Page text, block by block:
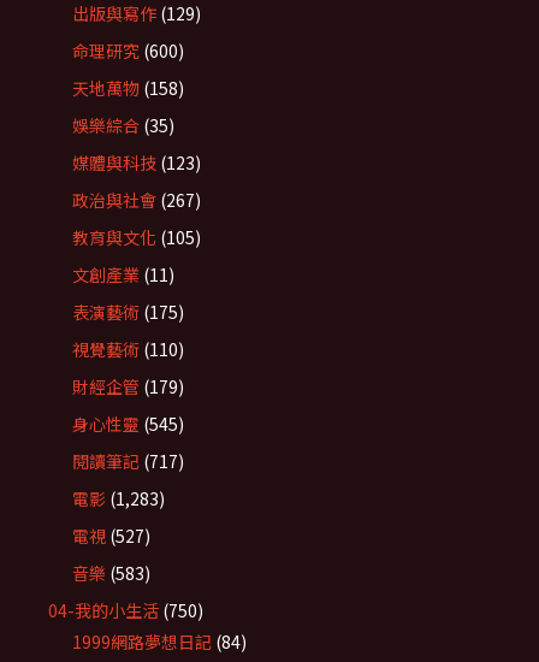
出版與寫作 (129)
命理研究 (600)
天地萬物 (158)
娛樂綜合 (35)
媒體與科技 (123)
政治與社會 (267)
教育與文化 (105)
文創產業 (11)
表演藝術 (175)
視覺藝術 (110)
財經企管 (179)
身心性靈 (545)
閱讀筆記 (717)
電影 (1,283)
電視 (527)
音樂 (583)
04-我的小生活 (750)
1999網路夢想日記 (84)